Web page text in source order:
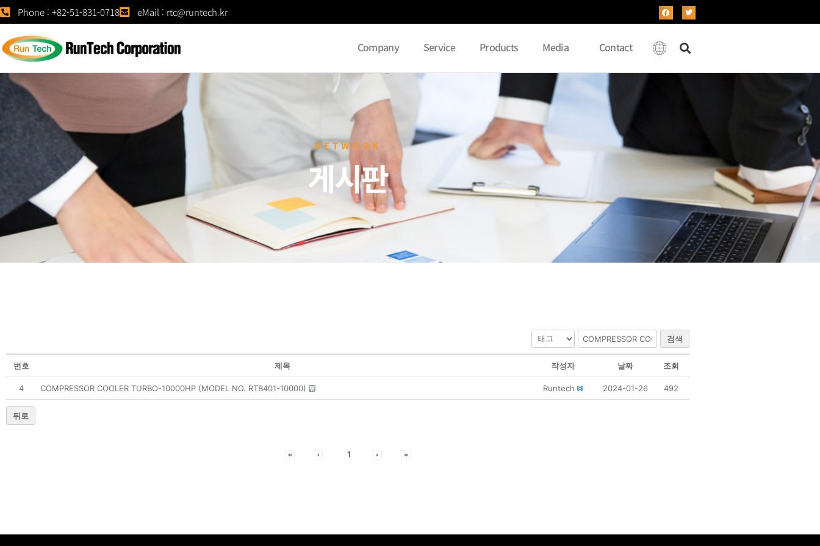
Phone : +82-51-831-0718 eMail : rtc@runtech.kr
Company Service Products Media Contact
NETWORK
게시판
검색
번호 제목 작성자 날짜 조회
4 COMPRESSOR COOLER TURBO-10000HP (MODEL NO. RTB401-10000) Runtech 2024-01-26 492
뒤로
1